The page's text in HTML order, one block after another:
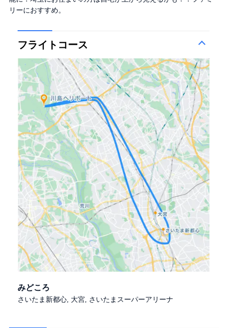
リーにおすすめ。
フライトコース
みどころ
さいたま新都心, 大宮, さいたまスーパーアリーナ